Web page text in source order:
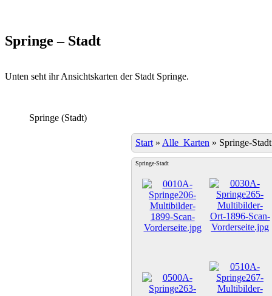
Springe – Stadt
Unten seht ihr Ansichtskarten der Stadt Springe.
Springe (Stadt)
Start » Alle_Karten » Springe-Stadt
Springe-Stadt